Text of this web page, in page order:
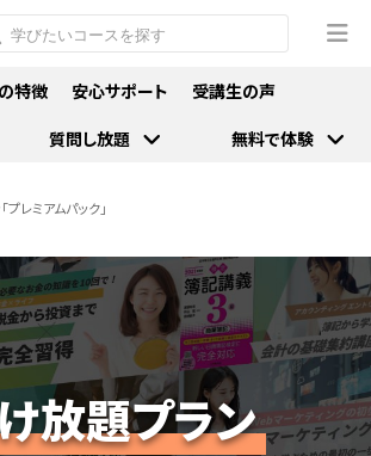
レミアムパック」
放題プラン
特徴 安心サポート
受講生の声
質問し放題 無料で体験